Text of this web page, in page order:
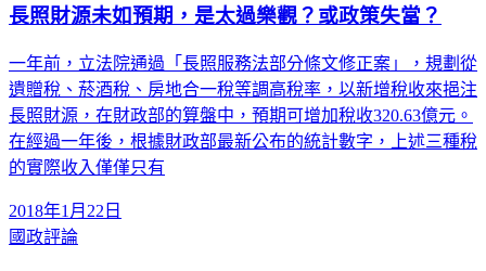
長照財源未如預期，是太過樂觀？或政策失當？
一年前，立法院通過「長照服務法部分條文修正案」，規劃從
遺贈稅、菸酒稅、房地合一稅等調高稅率，以新增稅收來挹注
長照財源，在財政部的算盤中，預期可增加稅收320.63億元。
在經過一年後，根據財政部最新公布的統計數字，上述三種稅
的實際收入僅僅只有
2018年1月22日
國政評論